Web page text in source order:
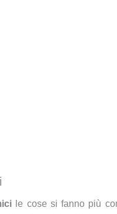
le cose si fanno più